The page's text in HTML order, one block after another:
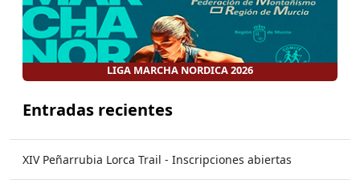
LIGA MARCHA NORDICA 2026
Entradas recientes
XIV Peñarrubia Lorca Trail - Inscripciones abiertas